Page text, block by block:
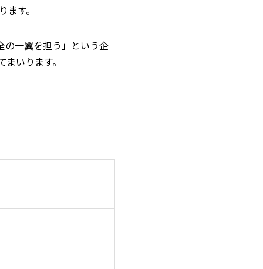
す。
の一翼を担う」という企
いります。